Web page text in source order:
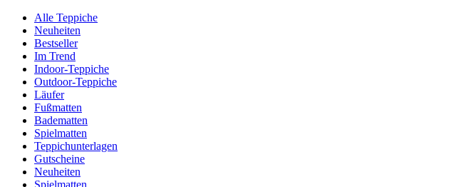
Alle Teppiche
Neuheiten
Bestseller
Im Trend
Indoor-Teppiche
Outdoor-Teppiche
Läufer
Fußmatten
Badematten
Spielmatten
Teppichunterlagen
Gutscheine
Neuheiten
Spielmatten